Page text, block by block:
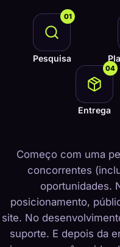
01
Pesquisa
04
Entrega
Começo com uma
concorrentes
oportunidades.
posicionamento,
site. No
suporte. E depois da